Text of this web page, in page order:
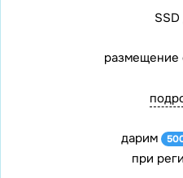
размещение
дарим
при